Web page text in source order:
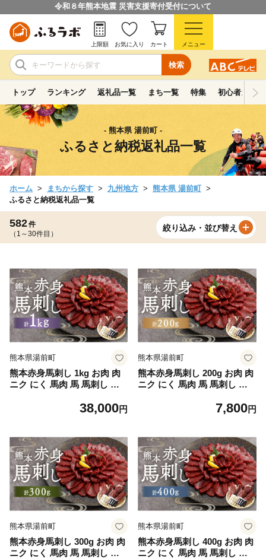
令和８年熊本地震 災害支援寄付受付について
検索
上限額 お気に入り カート メニュー
トップ ランキング 返礼品一覧 まち一覧 特集 初心者ガイド
- 熊本県 湯前町 -
ふるさと納税返礼品一覧
ホーム まちから探す 九州地方
熊本県 湯前町
ふるさと納税返礼品一覧
582件
（1～30件目）
絞り込み・並び替え
熊本県湯前町
熊本赤身馬刺し 1kg お肉 肉
ニク にく 馬肉 馬 馬刺し 馬
本県産 赤身 高タンパク 低脂
38,000円
熊本県湯前町
熊本赤身馬刺し 200g お肉 肉
ニク にく 馬肉 馬 馬刺し 馬
本県産 赤身 高タンパク 低脂
7,800円
熊本県湯前町
熊本赤身馬刺し 300g お肉 肉
ニク にく 馬肉 馬 馬刺し 馬
熊本県湯前町
熊本赤身馬刺し 400g お肉 肉
ニク にく 馬肉 馬 馬刺し 馬